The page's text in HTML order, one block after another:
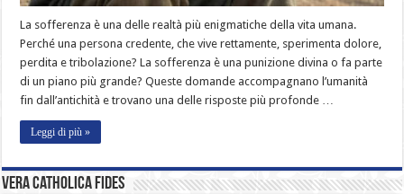
La sofferenza è una delle realtà più enigmatiche della vita umana.
Perché una persona credente, che vive rettamente, sperimenta dolore,
perdita e tribolazione? La sofferenza è una punizione divina o fa parte
di un piano più grande? Queste domande accompagnano l’umanità
fin dall’antichità e trovano una delle risposte più profonde …
Leggi di più »
Vera catholica fides